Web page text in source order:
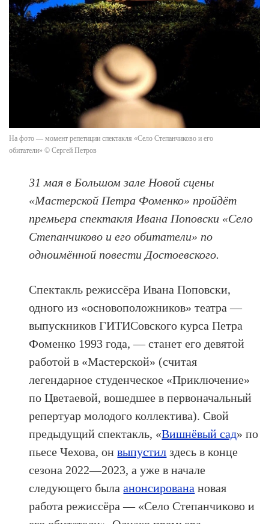
На фото — момент репетиции спектакля «Село Степанчиково и его
обитатели» © Сергей Петров
31 мая в Большом зале Новой сцены
«Мастерской Петра Фоменко» пройдёт
премьера спектакля Ивана Поповски «Село
Степанчиково и его обитатели» по
одноимённой повести Достоевского.
Спектакль режиссёра Ивана Поповски,
одного из «основоположников» театра —
выпускников ГИТИСовского курса Петра
Фоменко 1993 года, — станет его девятой
работой в «Мастерской» (считая
легендарное студенческое «Приключение»
по Цветаевой, вошедшее в первоначальный
репертуар молодого коллектива). Свой
предыдущий спектакль, «Вишнёвый сад» по
пьесе Чехова, онвыпустил здесь в конце
сезона 2022—2023, а уже в начале
следующего былаанонсирована новая
работа режиссёра — «Село Степанчиково и